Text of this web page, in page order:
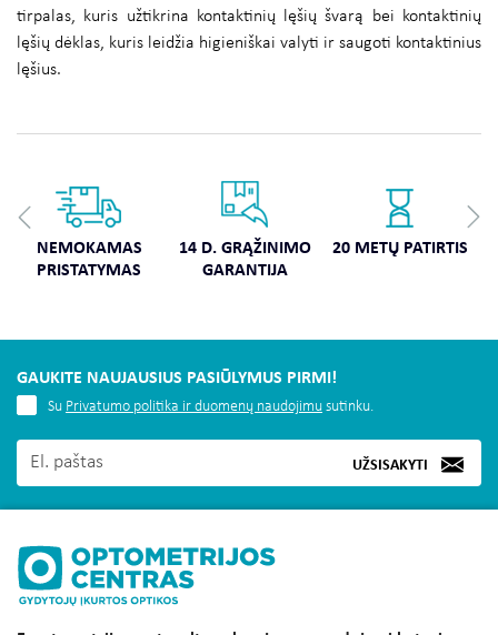
tirpalas, kuris užtikrina kontaktinių lęšių švarą bei kontaktinių
lęšių dėklas, kuris leidžia higieniškai valyti ir saugoti kontaktinius
lęšius.
NEMOKAMAS
PRISTATYMAS
14 D. GRĄŽINIMO
GARANTIJA
20 METŲ PATIRTIS
GAUKITE NAUJAUSIUS PASIŪLYMUS PIRMI!
UŽSISAKYTI
Su Privatumo politika ir duomenų naudojimu sutinku.